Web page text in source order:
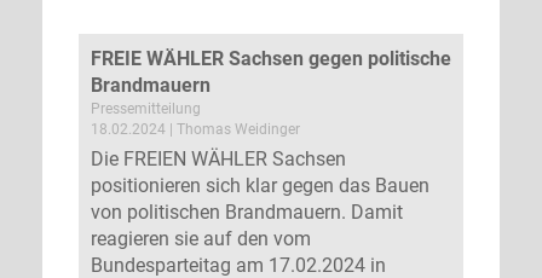
FREIE WÄHLER Sachsen gegen politische
Brandmauern
Pressemitteilung
18.02.2024 | Thomas Weidinger
Die FREIEN WÄHLER Sachsen
positionieren sich klar gegen das Bauen
von politischen Brandmauern. Damit
reagieren sie auf den vom
Bundesparteitag am 17.02.2024 in